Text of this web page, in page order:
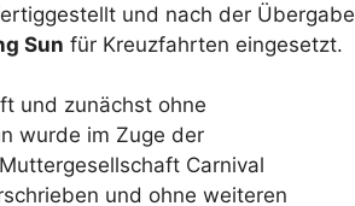
und nach der Übergabe
Sun für Kreuzfahrten eingesetzt.
und zunächst ohne
wurde im Zuge der
Carnival
und ohne weiteren